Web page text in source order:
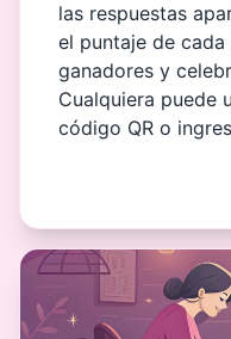
las respuestas
el puntaje de
ganadores y
Cualquiera puede
código QR o